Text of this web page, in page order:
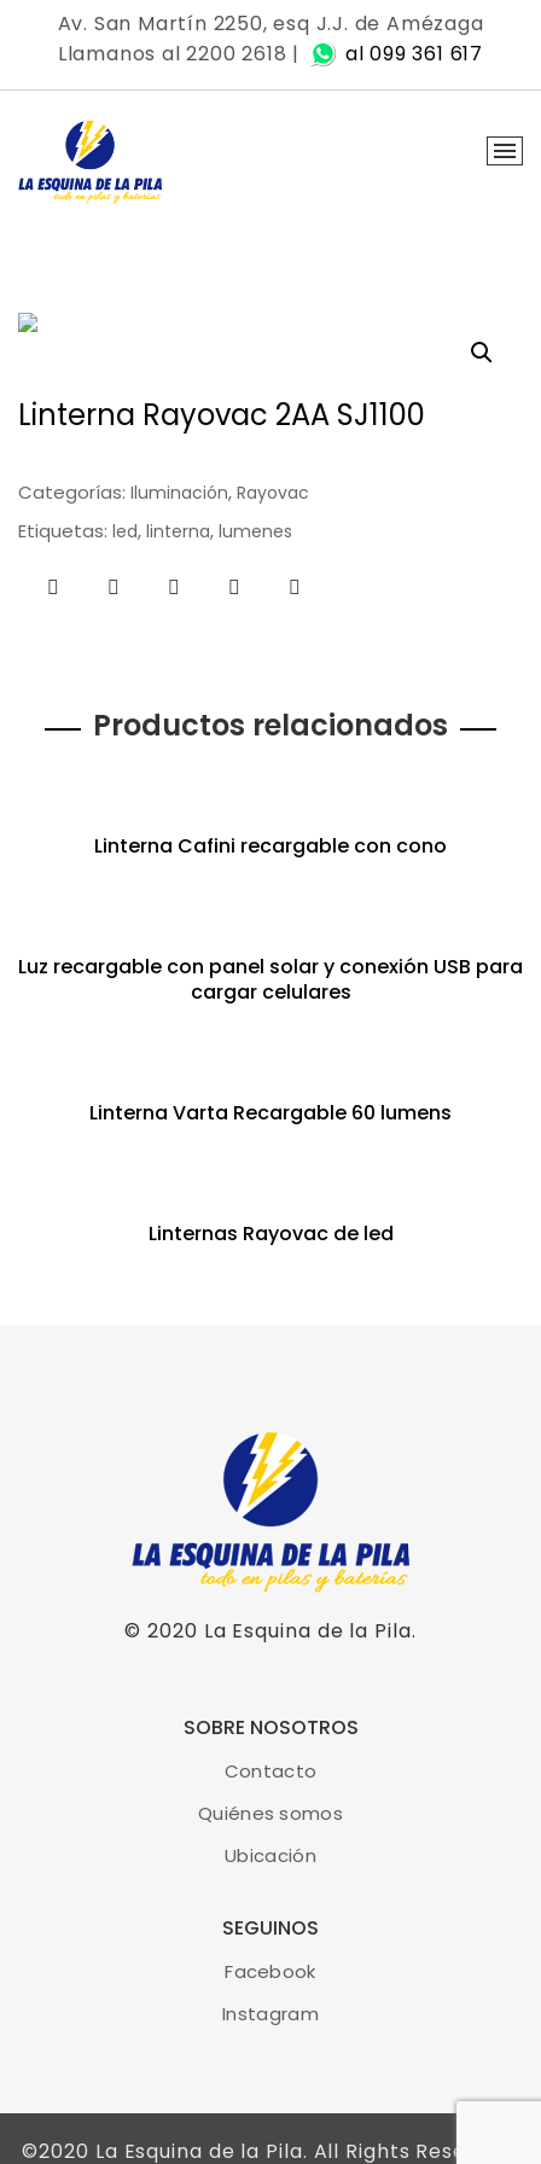
Av. San Martín 2250, esq J.J. de Amézaga
Llamanos al 2200 2618 |
al 099 361 617
Linterna Rayovac 2AA SJ1100
Categorías: Iluminación, Rayovac
Etiquetas: led, linterna, lumenes
Productos relacionados
Linterna Cafini recargable con cono
Luz recargable con panel solar y conexión USB para
cargar celulares
Linterna Varta Recargable 60 lumens
Linternas Rayovac de led
© 2020 La Esquina de la Pila.
SOBRE NOSOTROS
Contacto
Quiénes somos
Ubicación
SEGUINOS
Facebook
Instagram
©2020 La Esquina de la Pila. All Rights Reserved.